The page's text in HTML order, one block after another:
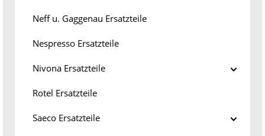
Neff u. Gaggenau Ersatzteile
Nespresso Ersatzteile
Nivona Ersatzteile
Rotel Ersatzteile
Saeco Ersatzteile